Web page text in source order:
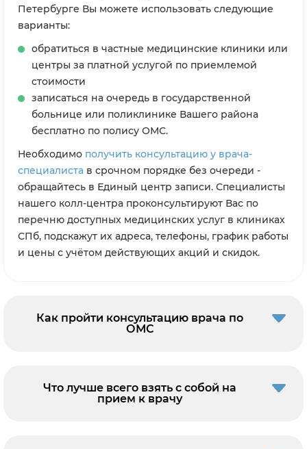
Петербурге Вы можете использовать следующие
варианты:
обратиться в частные медицинские клиники или
центры за платной услугой по приемлемой
стоимости
записаться на очередь в государственной
больнице или поликлинике Вашего района
бесплатно по полису ОМС.
Необходимо получить консультацию у врача-
специалиста в срочном порядке без очереди -
обращайтесь в Единый центр записи. Специалисты
нашего колл-центра проконсультируют Вас по
перечню доступных медицинских услуг в клиниках
СПб, подскажут их адреса, телефоны, график работы
и цены с учётом действующих акций и скидок.
Как пройти консультацию врача по
ОМС
Что лучше всего взять с собой на
прием к врачу